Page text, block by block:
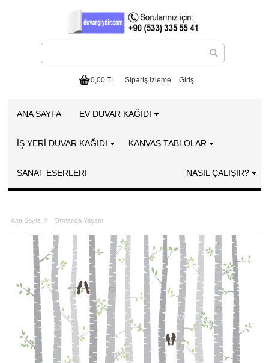
0,00 TL Sipariş İzleme Giriş
ANA SAYFA EV DUVAR KAĞIDI
İŞ YERİ DUVAR KAĞIDI KANVAS TABLOLAR
SANAT ESERLERI NASIL ÇALIŞIR?
Ana Sayfa » Ormanda Yaşam